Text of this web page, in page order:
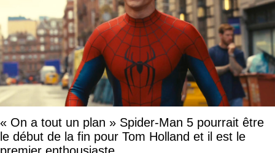
« On a tout un plan » Spider-Man 5 pourrait être
le début de la fin pour Tom Holland et il est le
premier enthousiaste